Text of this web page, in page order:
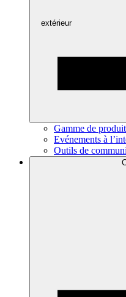
extérieur
Gamme de
Evénements à
Outils de